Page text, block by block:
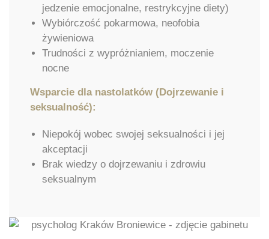
jedzenie emocjonalne, restrykcyjne diety)
Wybiórczość pokarmowa, neofobia
żywieniowa
Trudności z wypróżnianiem, moczenie
nocne
Wsparcie dla nastolatków (Dojrzewanie i
seksualność):
Niepokój wobec swojej seksualności i jej
akceptacji
Brak wiedzy o dojrzewaniu i zdrowiu
seksualnym